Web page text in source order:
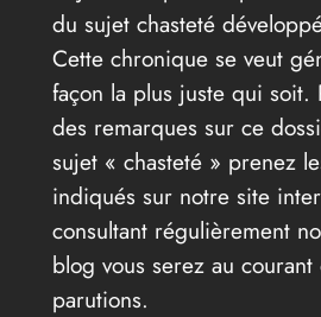
du sujet chasteté
Cette chronique se veut
façon la plus juste qui soit.
des remarques sur ce
sujet « chasteté » prenez
indiqués sur notre site
consultant régulièrement
blog vous serez au
parutions.